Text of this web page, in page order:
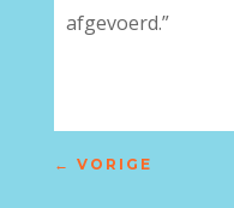
afgevoerd.”
← VORIGE